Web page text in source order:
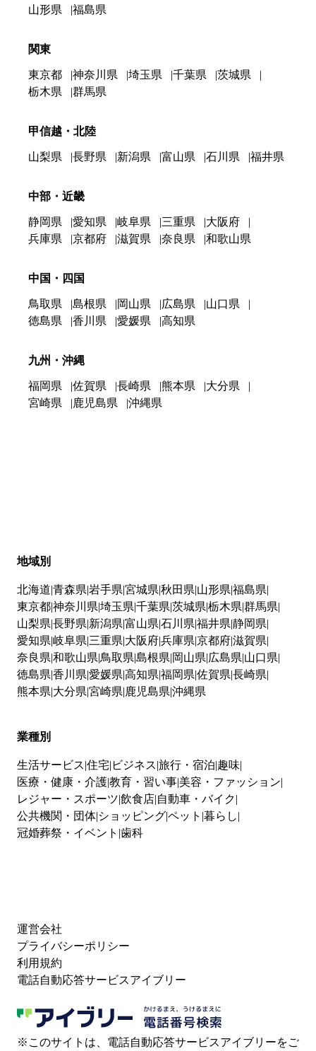
山形県
福島県
関東
東京都 神奈川県 埼玉県 千葉県
茨城県
栃木県
群馬県
甲信越・北陸
山梨県 長野県 新潟県 富山県 石川県 福井県
中部・近畿
静岡県 愛知県 岐阜県 三重県
大阪府
兵庫県
京都府 滋賀県 奈良県 和歌山県
中国・四国
鳥取県 島根県 岡山県 広島県
山口県
徳島県
香川県 愛媛県 高知県
九州・沖縄
福岡県 佐賀県 長崎県 熊本県
大分県
宮崎県
鹿児島県 沖縄県
地域別
北海道 青森県 岩手県 宮城県 秋田県 山形県 福島県
東京都神奈川県 埼玉県 千葉県 茨城県 栃木県 群馬県
山梨県 長野県 新潟県 富山県 石川県 福井県 静岡県
愛知県 岐阜県 三重県 大阪府兵庫県 京都府滋賀県
奈良県 和歌山県 鳥取県 島根県 岡山県 広島県 山口県
徳島県 香川県 愛媛県 高知県 福岡県 佐賀県 長崎県
熊本県 大分県 宮崎県 鹿児島県 沖縄県
業種別
生活サービス 住宅 ビジネス 旅行・宿泊 趣味
医療・健康・介護教育・習い事 美容・ファッション
レジャー・スポーツ 飲食店 自動車・バイク
公共機関・団体 ショッピングペット 暮らし
冠婚葬祭・イベント 歯科
運営会社
プライバシーポリシー
利用規約
電話自動応答サービスアイブリー
※このサイトは、電話自動応答サービスアイブリーをご